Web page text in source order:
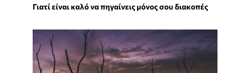
Γιατί είναι καλό να πηγαίνεις μόνος σου διακοπές